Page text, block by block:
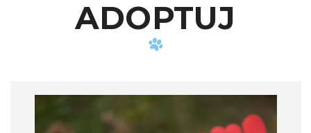
ADOPTUJ